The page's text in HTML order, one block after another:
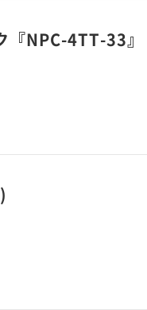
『NPC-4TT-33』